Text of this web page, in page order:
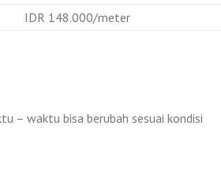
IDR 148.000/meter
– waktu bisa berubah sesuai kondisi